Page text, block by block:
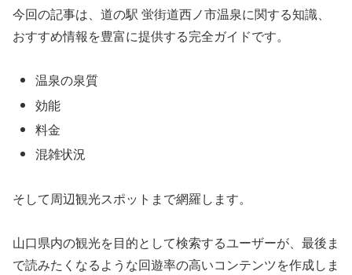
今回の記事は、道の駅 蛍街道西ノ市温泉に関する知識、
おすすめ情報を豊富に提供する完全ガイドです。
温泉の泉質
効能
料金
混雑状況
そして周辺観光スポットまで網羅します。
山口県内の観光を目的として検索するユーザーが、最後ま
で読みたくなるような回遊率の高いコンテンツを作成しま